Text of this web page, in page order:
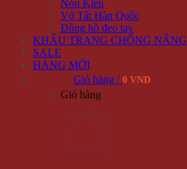
Nón Kiểu
Vớ Tất Hàn Quốc
Đồng hồ đeo tay
KHẨU TRANG CHỐNG NẮNG
SALE
HÀNG MỚI
Giỏ hàng / 0 VNĐ
Giỏ hàng